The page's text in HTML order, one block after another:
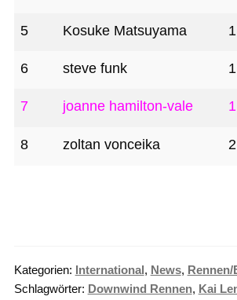
5 Kosuke Matsuyama
6 steve funk
7 joanne hamilton-vale
8 zoltan vonceika
Kategorien: International, News, Rennen/
Schlagwörter: Downwind Rennen, Kai